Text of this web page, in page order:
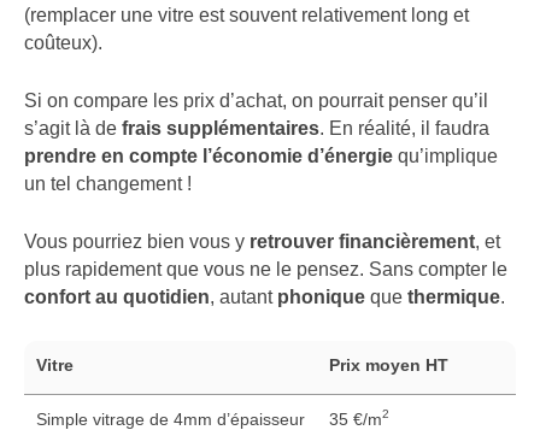
(remplacer une vitre est souvent relativement long et
coûteux).
Si on compare les prix d’achat, on pourrait penser qu’il
s’agit là de frais supplémentaires. En réalité, il faudra
prendre en compte l’économie d’énergie qu’implique
un tel changement !
Vous pourriez bien vous y retrouver financièrement, et
plus rapidement que vous ne le pensez. Sans compter le
confort au quotidien, autant phonique que thermique.
Vitre Prix moyen HT
Simple vitrage de 4mm d’épaisseur 35 €/m2